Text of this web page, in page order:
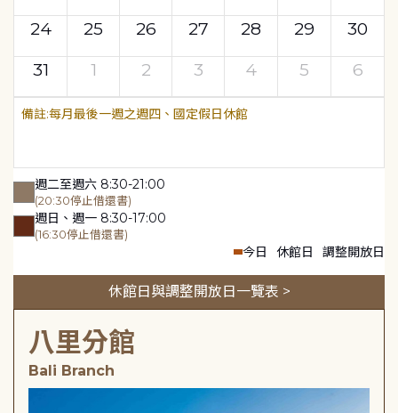
24
25 26 27 28 29
30
31
1 2 3 4 5 6
每月最後一週之週四、國定假日休館
週二至週六 8:30-21:00
(20:30停止借還書)
週日、週一 8:30-17:00
(16:30停止借還書)
今日 休館日 調整開放日
休館日與調整開放日一覽表 >
八里分館
Bali Branch